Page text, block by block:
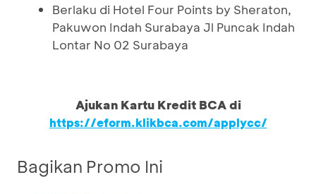
Berlaku di Hotel Four Points by Sheraton,
Pakuwon Indah Surabaya Jl Puncak Indah
Lontar No 02 Surabaya
Ajukan Kartu Kredit BCA di
https://eform.klikbca.com/applycc/
Bagikan Promo Ini